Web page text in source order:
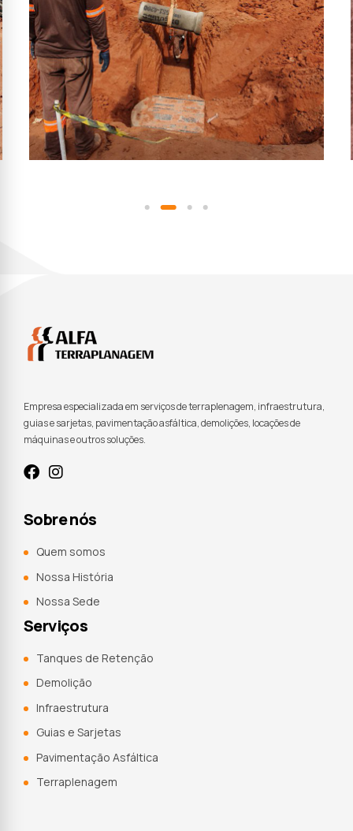
Empresa especializada em serviços de terraplenagem, infraestrutura,
guias e sarjetas, pavimentação asfáltica, demolições, locações de
máquinas e outros soluções.
Sobre nós
Quem somos
Nossa História
Nossa Sede
Serviços
Tanques de Retenção
Demolição
Infraestrutura
Guias e Sarjetas
Pavimentação Asfáltica
Terraplenagem